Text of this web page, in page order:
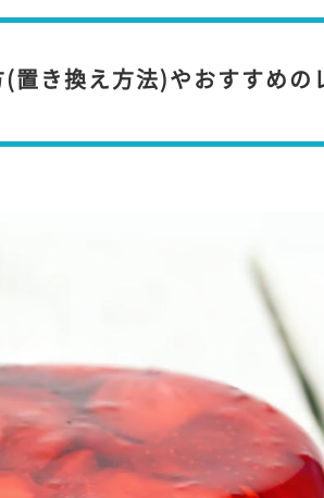
置き換え方法)やおすすめの